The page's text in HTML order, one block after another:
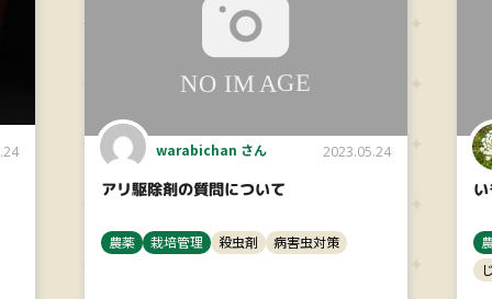
warabichan さん 2023.05.24
アリ駆除剤の質問について
農薬 栽培管理 殺虫剤 病害虫対策